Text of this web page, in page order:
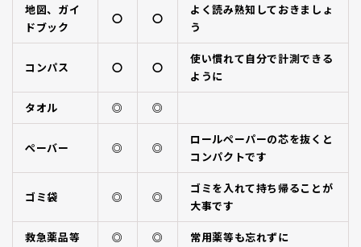
地図、ガイ
ドブック
〇 〇
よく読み熟知しておきましょ
う
コンパス 〇 〇
使い慣れて自分で計測できる
ように
タオル ◎ ◎
ぺーバー ◎ ◎
ロールペーパーの芯を抜くと
コンパクトです
ゴミ袋 ◎ ◎
ゴミを入れて持ち帰ることが
大事です
救急薬品等 ◎ ◎ 常用薬等も忘れずに